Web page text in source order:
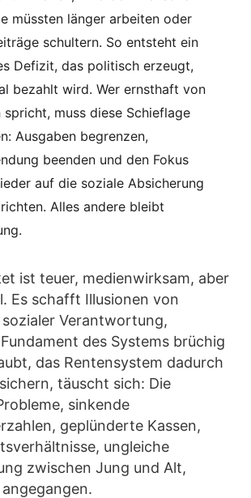
müssten länger arbeiten oder
schultern. So entsteht ein
Defizit, das politisch erzeugt,
bezahlt wird. Wer ernsthaft von
spricht, muss diese Schieflage
Ausgaben begrenzen,
beenden und den Fokus
auf die soziale Absicherung
Alles andere bleibt
ist teuer, medienwirksam, aber
Es schafft Illusionen von
Verantwortung,
des Systems brüchig
das Rentensystem dadurch
täuscht sich: Die
sinkende
geplünderte Kassen,
ungleiche
zwischen Jung und Alt,